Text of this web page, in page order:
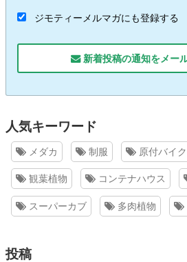
ジモティーメルマガにも登録する
新着投稿の通知をメー
人気キーワード
メダカ 制服 原付バイク
観葉植物 コンテナハウス
スーパーカブ 多肉植物
投稿